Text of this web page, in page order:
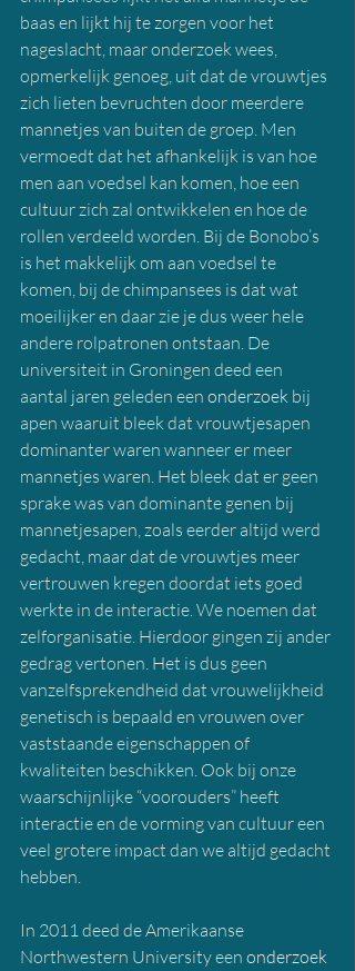
baas en lijkt hij te zorgen voor het
nageslacht, maar onderzoek wees,
opmerkelijk genoeg, uit dat de vrouwtjes
zich lieten bevruchten door meerdere
mannetjes van buiten de groep. Men
vermoedt dat het afhankelijk is van hoe
men aan voedsel kan komen, hoe een
cultuur zich zal ontwikkelen en hoe de
rollen verdeeld worden. Bij de Bonobo’s
is het makkelijk om aan voedsel te
komen, bij de chimpansees is dat wat
moeilijker en daar zie je dus weer hele
andere rolpatronen ontstaan. De
universiteit in Groningen deed een
aantal jaren geleden een onderzoek bij
apen waaruit bleek dat vrouwtjesapen
dominanter waren wanneer er meer
mannetjes waren. Het bleek dat er geen
sprake was van dominante genen bij
mannetjesapen, zoals eerder altijd werd
gedacht, maar dat de vrouwtjes meer
vertrouwen kregen doordat iets goed
werkte in de interactie. We noemen dat
zelforganisatie. Hierdoor gingen zij ander
gedrag vertonen. Het is dus geen
vanzelfsprekendheid dat vrouwelijkheid
genetisch is bepaald en vrouwen over
vaststaande eigenschappen of
kwaliteiten beschikken. Ook bij onze
waarschijnlijke “voorouders” heeft
interactie en de vorming van cultuur een
veel grotere impact dan we altijd gedacht
hebben.
In 2011 deed de Amerikaanse
Northwestern University een onderzoek